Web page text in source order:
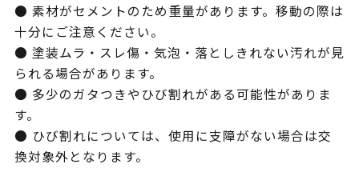
● 素材がセメントのため重量があります。移動の際は
十分にご注意ください。
● 塗装ムラ・スレ傷・気泡・落としきれない汚れが見
られる場合があります。
● 多少のガタつきやひび割れがある可能性がありま
す。
● ひび割れについては、使用に支障がない場合は交
換対象外となります。